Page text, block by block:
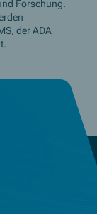
Forschung.
der ADA